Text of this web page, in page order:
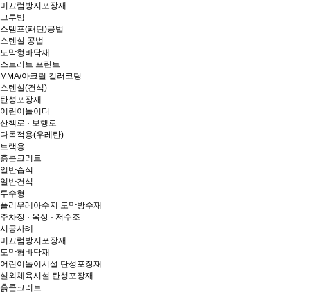
미끄럼방지포장재
그루빙
스탬프(패턴)공법
스텐실 공법
도막형바닥재
스트리트 프린트
MMA/아크릴 컬러코팅
스텐실(건식)
탄성포장재
어린이놀이터
산책로 · 보행로
다목적용(우레탄)
트랙용
흙콘크리트
일반습식
일반건식
투수형
폴리우레아수지 도막방수재
주차장 · 옥상 · 저수조
시공사례
미끄럼방지포장재
도막형바닥재
어린이놀이시설 탄성포장재
실외체육시설 탄성포장재
흙콘크리트